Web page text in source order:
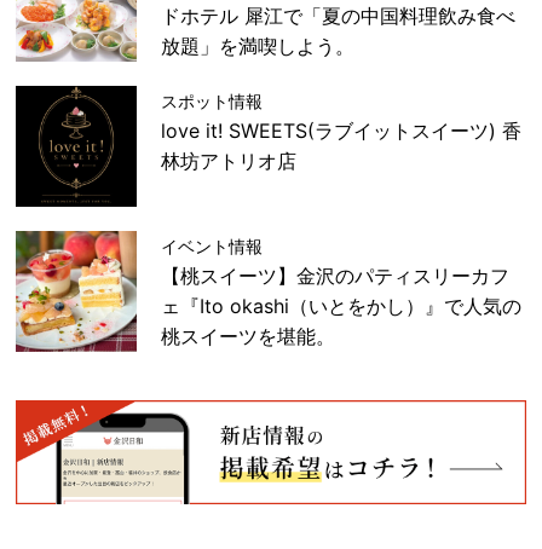
ドホテル 犀江で「夏の中国料理飲み食べ
放題」を満喫しよう。
スポット情報
love it! SWEETS(ラブイットスイーツ) 香
林坊アトリオ店
イベント情報
【桃スイーツ】金沢のパティスリーカフ
ェ『Ito okashi（いとをかし）』で人気の
桃スイーツを堪能。